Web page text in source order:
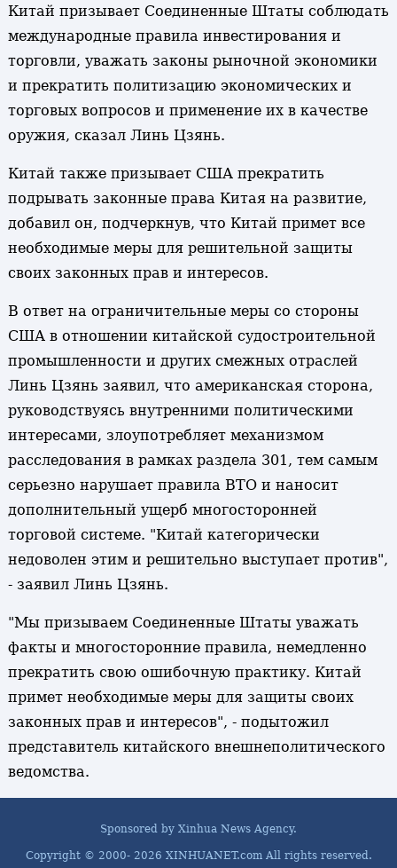
Китай призывает Соединенные Штаты соблюдать
международные правила инвестирования и
торговли, уважать законы рыночной экономики
и прекратить политизацию экономических и
торговых вопросов и применение их в качестве
оружия, сказал Линь Цзянь.
Китай также призывает США прекратить
подрывать законные права Китая на развитие,
добавил он, подчеркнув, что Китай примет все
необходимые меры для решительной защиты
своих законных прав и интересов.
В ответ на ограничительные меры со стороны
США в отношении китайской судостроительной
промышленности и других смежных отраслей
Линь Цзянь заявил, что американская сторона,
руководствуясь внутренними политическими
интересами, злоупотребляет механизмом
расследования в рамках раздела 301, тем самым
серьезно нарушает правила ВТО и наносит
дополнительный ущерб многосторонней
торговой системе. "Китай категорически
недоволен этим и решительно выступает против",
- заявил Линь Цзянь.
"Мы призываем Соединенные Штаты уважать
факты и многосторонние правила, немедленно
прекратить свою ошибочную практику. Китай
примет необходимые меры для защиты своих
законных прав и интересов", - подытожил
представитель китайского внешнеполитического
ведомства.
Sponsored by Xinhua News Agency.
Copyright © 2000- 2026 XINHUANET.com All rights reserved.